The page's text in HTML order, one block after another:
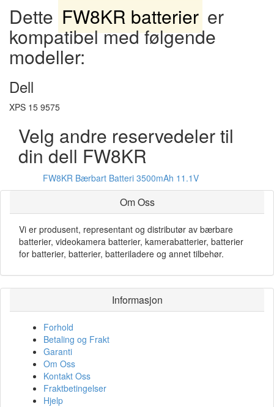
Dette FW8KR batterier er
kompatibel med følgende
modeller:
Dell
XPS 15 9575
Velg andre reservedeler til
din dell FW8KR
FW8KR Bærbart Batteri 3500mAh 11.1V
Om Oss
Vi er produsent, representant og distributør av bærbare
batterier, videokamera batterier, kamerabatterier, batterier
for batterier, batterier, batteriladere og annet tilbehør.
Informasjon
Forhold
Betaling og Frakt
Garanti
Om Oss
Kontakt Oss
Fraktbetingelser
Hjelp